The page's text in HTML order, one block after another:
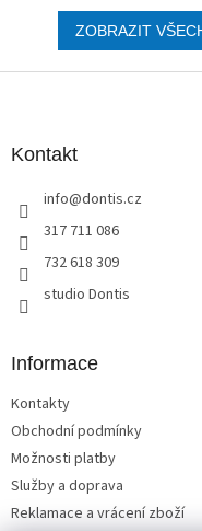
ZOBRAZIT
Kontakt
info@dontis.cz
317 711 086
732 618 309
studio Dontis
Informace
Kontakty
Obchodní podmínky
Možnosti platby
Služby a doprava
Reklamace a vrácení zboží